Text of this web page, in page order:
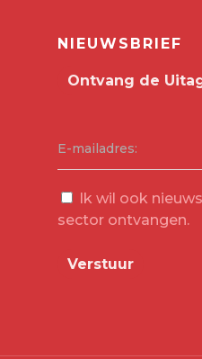
NIEUWSBRIEF
E-mailadres:
Ik wil ook
sector ontvangen.